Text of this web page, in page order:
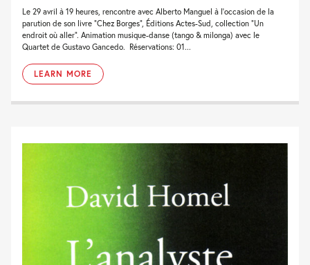
Le 29 avril à 19 heures, rencontre avec Alberto Manguel à l’occasion de la
parution de son livre “Chez Borges”, Éditions Actes-Sud, collection “Un
endroit où aller”. Animation musique-danse (tango & milonga) avec le
Quartet de Gustavo Gancedo. Réservations: 01...
LEARN MORE